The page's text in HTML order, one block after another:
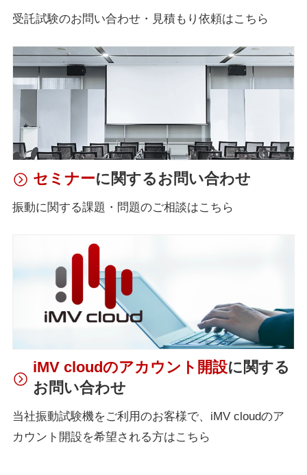
受託試験のお問い合わせ・見積もり依頼はこちら
セミナーに関するお問い合わせ
振動に関する課題・問題のご相談はこちら
iMV cloudのアカウント開設に関する
お問い合わせ
当社振動試験機をご利用のお客様で、iMV cloudのア
カウント開設を希望される方はこちら